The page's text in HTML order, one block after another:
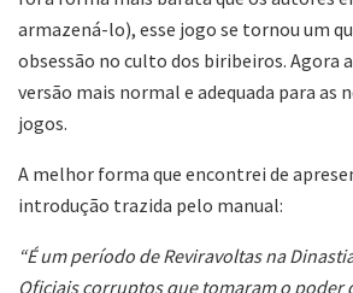
armazená-lo), esse jogo se tornou um
obsessão no culto dos biribeiros. Agora
versão mais normal e adequada para as
jogos.
A melhor forma que encontrei de
introdução trazida pelo manual:
“É um período de Reviravoltas na
Oficiais corruptos que tomaram o poder